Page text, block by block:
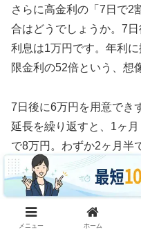
さらに高金利の「7日で2
合はどうでしょうか。7
利息は1万円です。年利
限金利の52倍という、想
7日後に6万円を用意でき
延長を繰り返すと、1ヶ
で8万円。わずか2ヶ月半
う計算になります。
3ヶ月続けた場合、利息
万円の2.4倍の利息を取
メニュー ホーム